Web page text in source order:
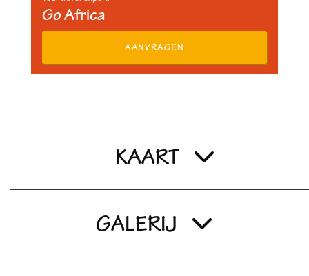
Go Africa
AANVRAGEN
KAART
GALERIJ